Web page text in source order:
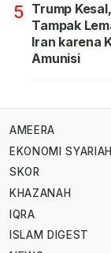
5 Trump
Tampak
Iran karena
Amunisi
AMEERA
EKONOMI SYARIAH
SKOR
KHAZANAH
IQRA
ISLAM DIGEST